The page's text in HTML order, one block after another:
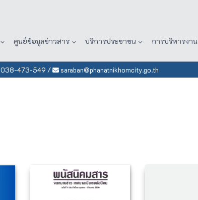
ศูนย์ข้อมูลข่าวสาร บริการประชาชน การบริหารงาน
038-473-549 / saraban@phanatnikhomcity.go.th